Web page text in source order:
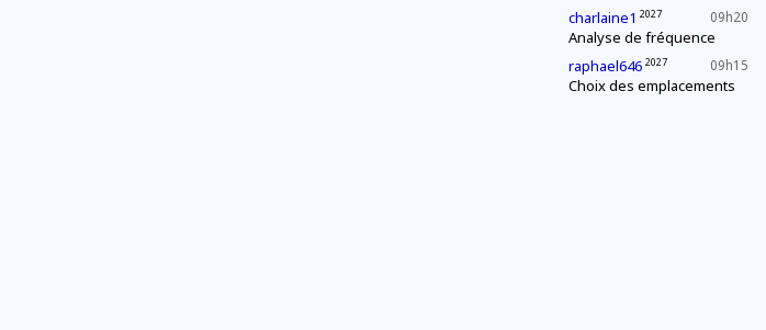
09h20
charlaine1 2027
Analyse de fréquence
09h15
raphael646 2027
Choix des emplacements